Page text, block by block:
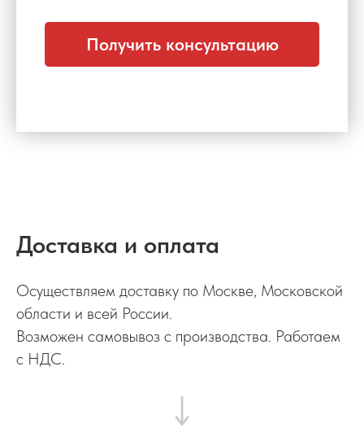
Получить консультацию
Доставка и оплата
Осуществляем доставку по Москве, Московской
области и всей России.
Возможен самовывоз с производства. Работаем
с НДС.